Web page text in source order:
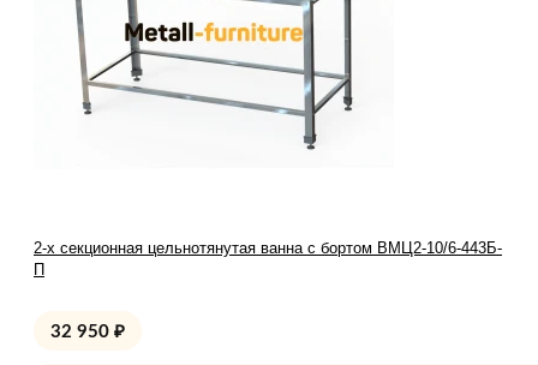
2-х секционная цельнотянутая ванна с бортом ВМЦ2-10/6-443Б-
П
32 950 ₽